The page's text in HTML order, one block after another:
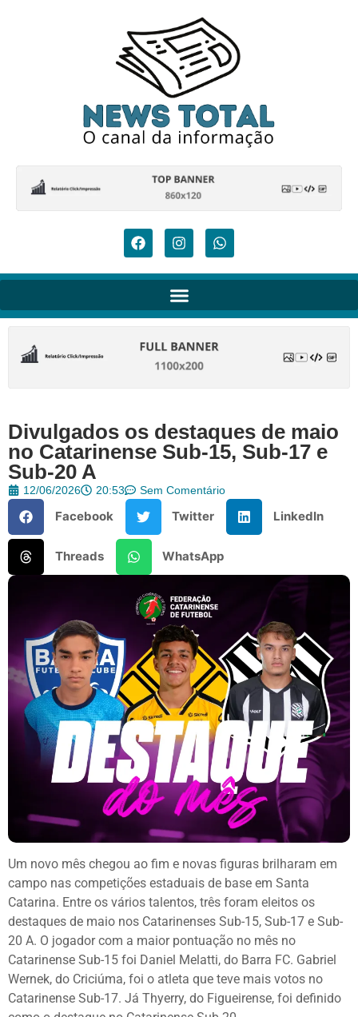
Divulgados os destaques de maio
no Catarinense Sub-15, Sub-17 e
Sub-20 A
12/06/2026 20:53 Sem Comentário
Facebook Twitter LinkedIn
Threads WhatsApp
Um novo mês chegou ao fim e novas figuras brilharam em
campo nas competições estaduais de base em Santa
Catarina. Entre os vários talentos, três foram eleitos os
destaques de maio nos Catarinenses Sub-15, Sub-17 e Sub-
20 A. O jogador com a maior pontuação no mês no
Catarinense Sub-15 foi Daniel Melatti, do Barra FC. Gabriel
Wernek, do Criciúma, foi o atleta que teve mais votos no
Catarinense Sub-17. Já Thyerry, do Figueirense, foi definido